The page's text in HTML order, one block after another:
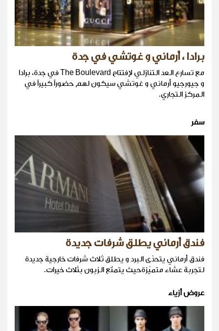
برادا ، أرماني و غوتشي في جدة
مع تسارع العد التنازلي لإفتتاح The Boulevard في جدة، برادا
و جيورجيو أرماني و غوتشي سيكون لهم حضوراً كبيراً في
المركز التجاري.
سفر
فندق أرماني يطلق شرفات جديدة
فندق أرماني يتحدّى البرد و يطلق ثلاث شرفات خارجية جديدة
لتجربة عشاء متميّزةحيث يتمتّع الزبون بثلاث خيرات.
عروض أزياء